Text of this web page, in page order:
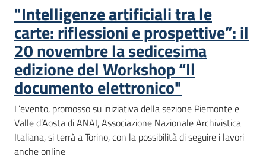
"Intelligenze artificiali tra le
carte: riflessioni e prospettive”: il
20 novembre la sedicesima
edizione del Workshop “Il
documento elettronico"
L’evento, promosso su iniziativa della sezione Piemonte e
Valle d’Aosta di ANAI, Associazione Nazionale Archivistica
Italiana, si terrà a Torino, con la possibilità di seguire i lavori
anche online